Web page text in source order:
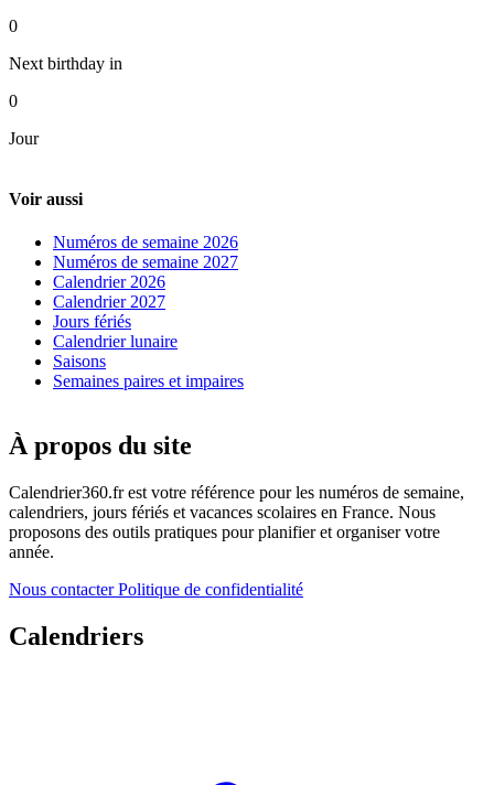
0
Next birthday in
0
Jour
Voir aussi
Numéros de semaine 2026
Numéros de semaine 2027
Calendrier 2026
Calendrier 2027
Jours fériés
Calendrier lunaire
Saisons
Semaines paires et impaires
À propos du site
Calendrier360.fr est votre référence pour les numéros de semaine,
calendriers, jours fériés et vacances scolaires en France. Nous
proposons des outils pratiques pour planifier et organiser votre
année.
Nous contacterPolitique de confidentialité
Calendriers